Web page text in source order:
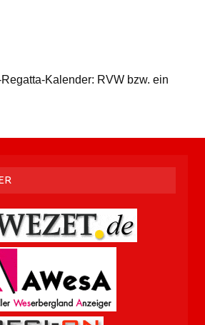
Kalender: RVW bzw. ein